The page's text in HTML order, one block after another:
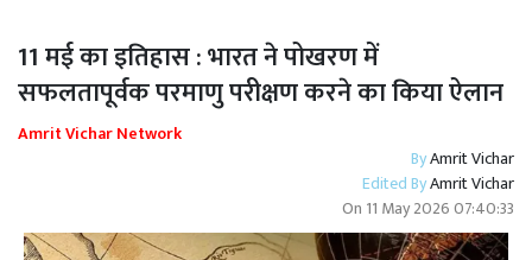
11 मई का इतिहास : भारत ने पोखरण में
सफलतापूर्वक परमाणु परीक्षण करने का किया ऐलान
Amrit Vichar Network
ByAmrit Vichar
Edited ByAmrit Vichar
On 11 May 2026 07:40:33